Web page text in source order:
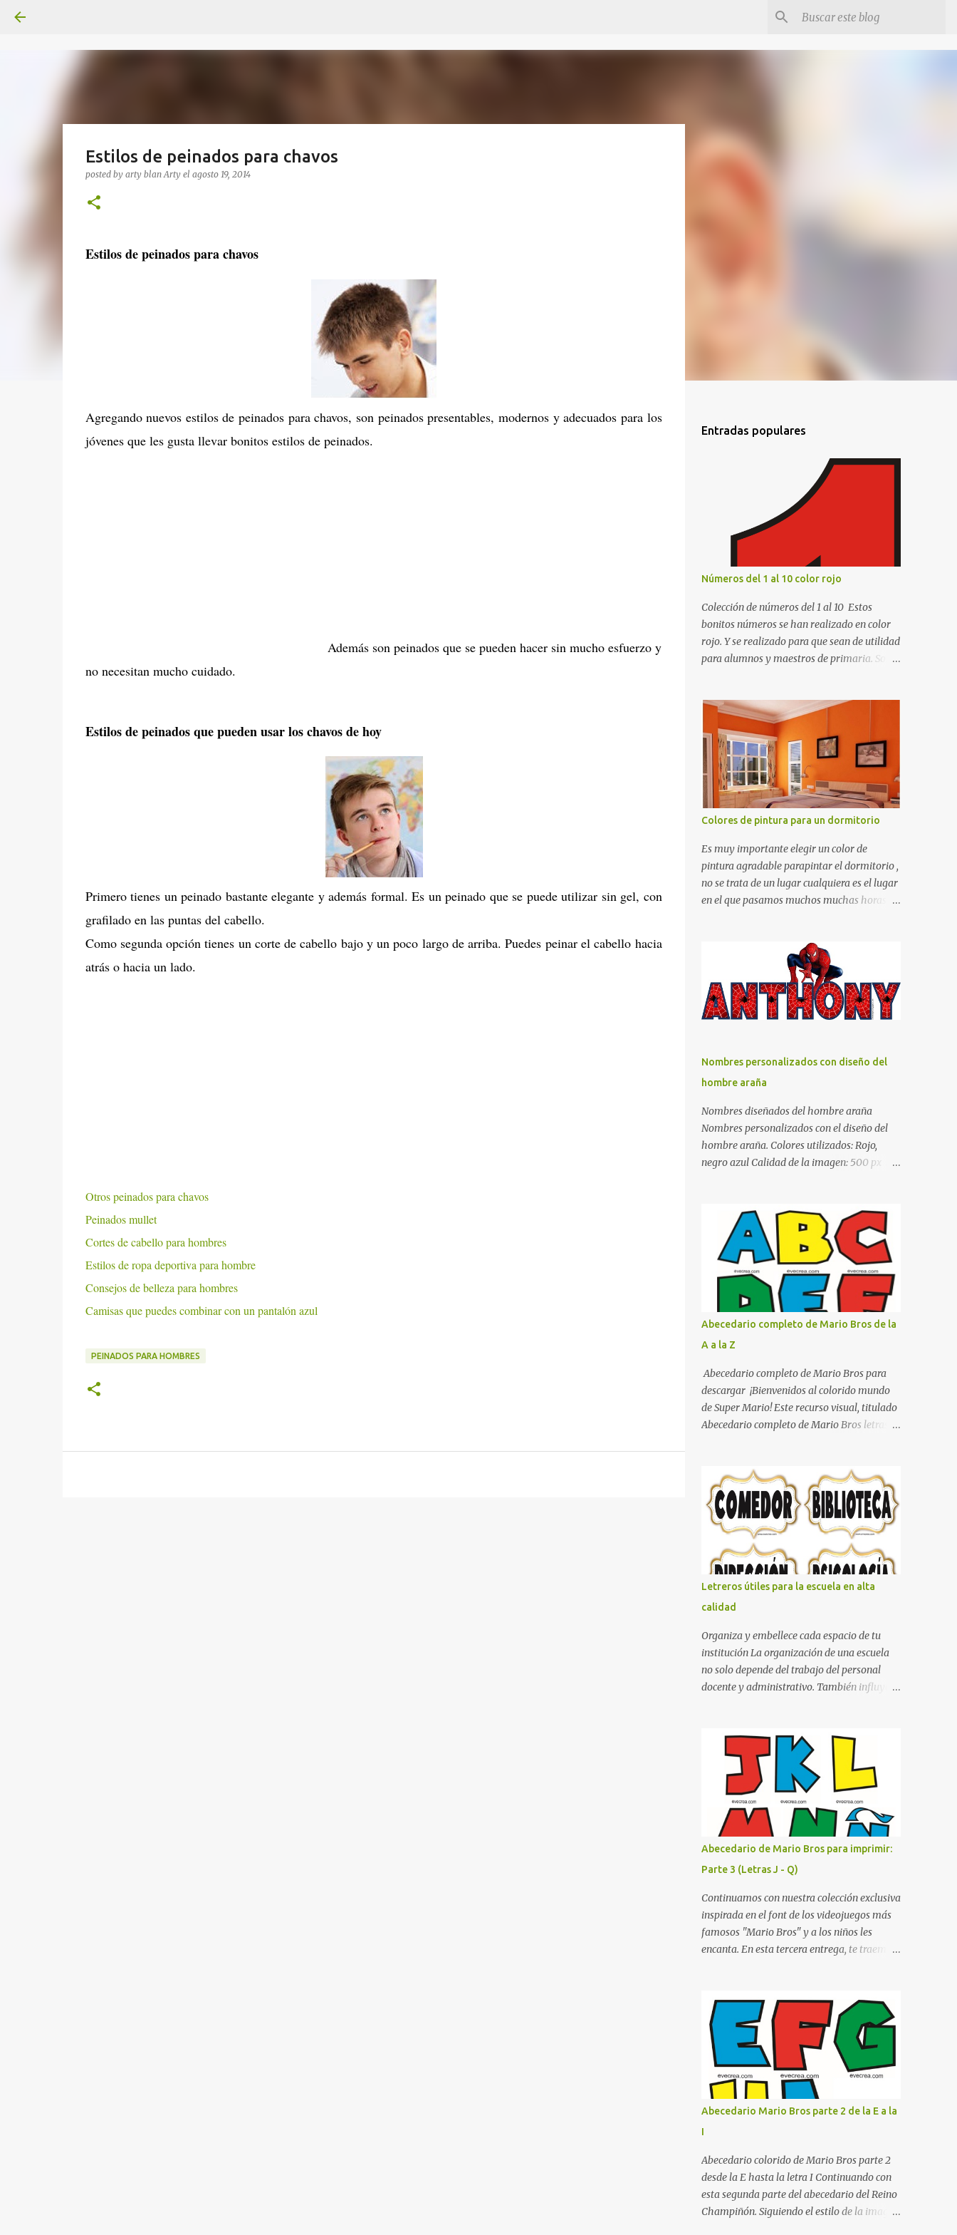
Estilos de peinados para chavos
posted by arty blanArty el agosto 19, 2014
Estilos de peinados para chavos
Agregando nuevos estilos de peinados para chavos, son peinados presentables, modernos y adecuados para los
jóvenes que les gusta llevar bonitos estilos de peinados.
Además son peinados que se pueden hacer sin mucho esfuerzo y
no necesitan mucho cuidado.
Estilos de peinados que pueden usar los chavos de hoy
Primero tienes un peinado bastante elegante y además formal. Es un peinado que se puede utilizar sin gel, con
grafilado en las puntas del cabello.
Como segunda opción tienes un corte de cabello bajo y un poco largo de arriba. Puedes peinar el cabello hacia
atrás o hacia un lado.
Otros peinados para chavos
Peinados mullet
Cortes de cabello para hombres
Estilos de ropa deportiva para hombre
Consejos de belleza para hombres
Camisas que puedes combinar con un pantalón azul
PEINADOS PARA HOMBRES
Entradas populares
Números del 1 al 10 color rojo
Colección de números del 1 al 10 Estos
bonitos números se han realizado en color
rojo. Y se realizado para que sean de utilidad
para alumnos y maestros de primaria. Son
de recortar y se pueden utilizar en variedad
de cosas como ser recortes para tareas
escolares, para hacer juegos infantiles
matemáticos, para decorar los cumpleaños
de los niños, entre otras cosas.
Colores de pintura para un dormitorio
Es muy importante elegir un color de
pintura agradable parapintar el dormitorio ,
no se trata de un lugar cualquiera es el lugar
en el que pasamos muchos muchas horas y
de un lugar propio que utilizamos todos los
días y por ende debemos tratar de que éste
sea un lugar muy agradable y cómodo y
también para nuestra vista. Te mostramos
algunas sugerencias que pueden brindar la
dormitorio. El color naranja es una buena
opción para recibir esa luz y felicidad que
todo ser humano necesita. El color blanco es
ideal para lograr el relax total, es un color
que va con todo y además es color bastante
limpio que te dará esa sensación de calidez.
Los colores terra son excelentes para usar en
color muy relajante y por lo tanto entra en
la lista de colo...
Nombres personalizados con diseño del
hombre araña
Nombres diseñados del hombre araña
Nombres personalizados con el diseño del
hombre araña. Colores utilizados: Rojo,
negro azul Calidad de la imagen: 500 px Si
comentario y con gusto lo diseñamos.
Nombres con diseños Spiderman Sonic bella
Cartel de feliz cumpleaños de héroes en
pijamas Ideas para decorar el dormitorio
con pósters Cama con diseño de ring de
boxeo Ideas para decoraciones de fiestas
infantiles Cosas bonitas que se pueden hacer
con gomas de coche
Abecedario completo de Mario Bros de la
A a la Z
Abecedario completo de Mario Bros para
descargar ¡Bienvenidos al colorido mundo
de Super Mario! Este recurso visual, titulado
Abecedario completo de Mario Bros letras
de los videojuegos. Este set de letras está
diseñado para transformar cualquier
mensaje en una aventura, utilizando la
tipografía clásica y robusta que los fans han
reconocido por décadas. En esta primera
sección, el abecedario nos presenta:
Identidad Visual: Un diseño de bloques con
bordes negros gruesos que resaltan sobre
cualquier fondo. Paleta de Colores: Una
secuencia dinámica que alterna entre el rojo
de Mario, el verde de Luigi, y los tonos azul y
amarillo clásicos de los elementos del juego.
Contenido Actual: La imagen muestra la
divertido que define a toda la colección.
Primera parte del juego de letras in...
Letreros útiles para la escuela en alta
calidad
Organiza y embellece cada espacio de tu
institución La organización de una escuela
no solo depende del trabajo del personal
docente y administrativo. También influye la
una función práctica al orientar a
estudiantes, padres de familia, docentes y
visitantes, pero además aportan un toque
decorativo que hace que la institución luzca
más ordenada, moderna y acogedora.
Pensando en esta necesidad, he diseñado
una colección de letreros útiles para la
escuela con un estilo elegante, fácil de leer y
listo para imprimir en alta calidad. Su diseño
busca combinar funcionalidad y estética,
logrando que cualquier institución educativa
proyecte una imagen más organizada y
profesional. ¿Por qué son importantes los
vez, encontrar la biblioteca, la dirección o un
aula específica puede resultar c...
Abecedario de Mario Bros para imprimir:
Parte 3 (Letras J - Q)
Continuamos con nuestra colección exclusiva
inspirada en el font de los videojuegos más
famosos "Mario Bros" y a los niños les
encanta. En esta tercera entrega, te traemos
que hemos incluido la letra Ñ , esencial para
todos nuestros proyectos en español. Bloque
de letras fuente Mario Bros desde la J hasta
la Q ¿Qué incluye este bloque de letras? En
esta sección de evecrea.com , encontrarás
imágenes individuales en alta resolución de
las siguientes letras: Letras vibrantes : La J y
la M en el clásico rojo de la gorra de Mario.
Tonos azules : La K y la Ñ , que destacan por
su diseño limpio y audaz. Colores
secundarios : La L y la Q en amarillo
brillante, junto con la N y la P en un verde
inspirado en los niveles de los juegos.
Abecedario Mario Bros parte 2 de la E a la
I
Abecedario colorido de Mario Bros parte 2
desde la E hasta la letra I Continuando con
esta segunda parte del abecedario del Reino
Champiñón. Siguiendo el estilo de la imagen